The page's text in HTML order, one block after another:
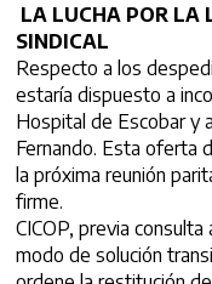
LA LUCHA POR LA
SINDICAL
Respecto a los
estaría dispuesto a
Hospital de Escobar y
Fernando. Esta oferta
la próxima reunión
firme.
CICOP, previa
modo de solución